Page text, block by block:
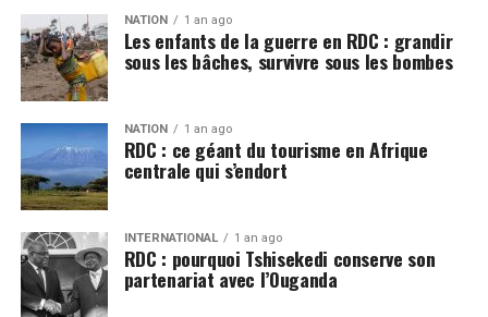
NATION 1 an ago
Les enfants de la guerre en RDC : grandir
sous les bâches, survivre sous les bombes
NATION 1 an ago
RDC : ce géant du tourisme en Afrique
centrale qui s’endort
INTERNATIONAL 1 an ago
RDC : pourquoi Tshisekedi conserve son
partenariat avec l’Ouganda